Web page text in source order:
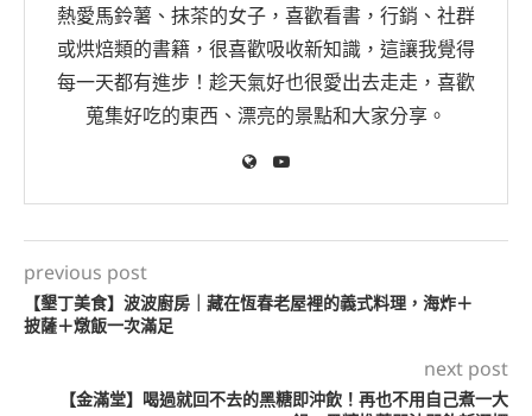
熱愛馬鈴薯、抹茶的女子，喜歡看書，行銷、社群
或烘焙類的書籍，很喜歡吸收新知識，這讓我覺得
每一天都有進步！趁天氣好也很愛出去走走，喜歡
蒐集好吃的東西、漂亮的景點和大家分享。
previous post
【墾丁美食】波波廚房｜藏在恆春老屋裡的義式料理，海炸＋
披薩＋燉飯一次滿足
next post
【金滿堂】喝過就回不去的黑糖即沖飲！再也不用自己煮一大